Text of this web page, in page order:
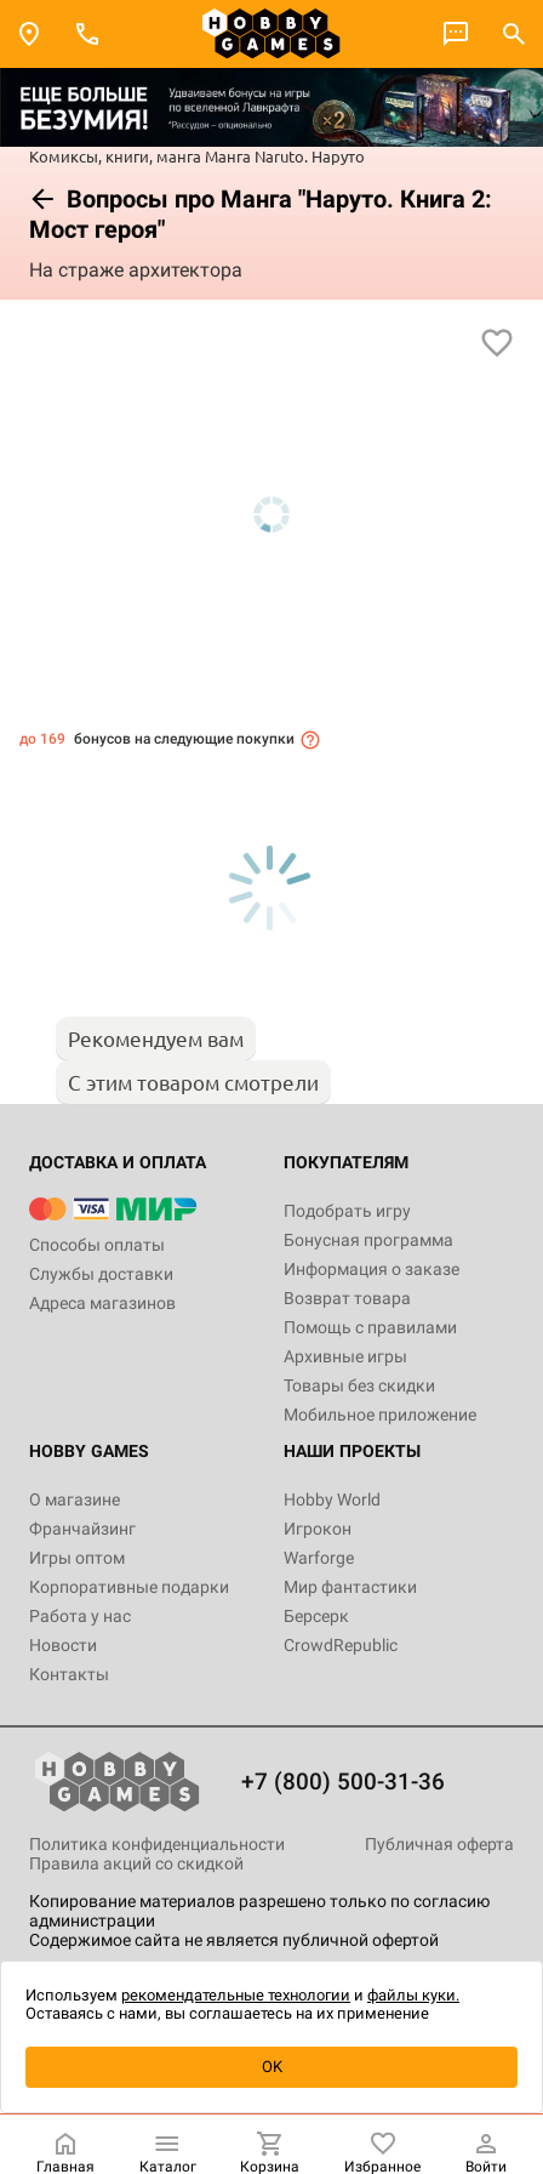
Комиксы, книги, манга Манга Naruto. Наруто
Вопросы про Манга "Наруто. Книга 2:
Мост героя"
На страже архитектора
Купить| 1 690 ₽
до 169 бонусов на следующие покупки
Рекомендуем вам
С этим товаром смотрели
ДОСТАВКА И ОПЛАТА
Способы оплаты
Службы доставки
Адреса магазинов
ПОКУПАТЕЛЯМ
Подобрать игру
Бонусная программа
Информация о заказе
Возврат товара
Помощь с правилами
Архивные игры
Товары без скидки
Мобильное приложение
HOBBY GAMES
О магазине
Франчайзинг
Игры оптом
Корпоративные подарки
Работа у нас
Новости
Контакты
НАШИ ПРОЕКТЫ
Hobby World
Игрокон
Warforge
Мир фантастики
Берсерк
CrowdRepublic
+7 (800) 500-31-36
Копирование материалов разрешено только по согласию
администрации
Содержимое сайта не является публичной офертой
Политика конфиденциальности
Публичная оферта
Правила акций со скидкой
технологии.
Главная Каталог Корзина Избранное Войти
Используем рекомендательные технологии и файлы куки.
Оставаясь с нами, вы соглашаетесь на их применение
OK